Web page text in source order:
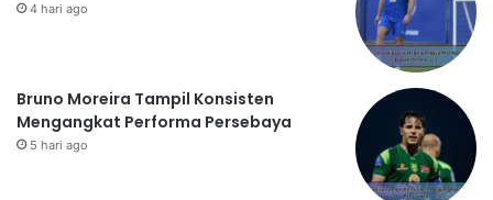
4 hari ago
Bruno Moreira Tampil Konsisten
Mengangkat Performa Persebaya
5 hari ago